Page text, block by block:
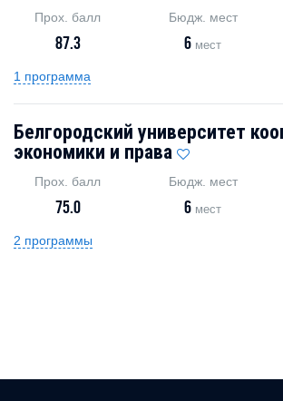
Прох. балл
87.3
Бюдж. мест
6 мест
1 программа
Белгородский университет
экономики и права
Прох. балл
75.0
Бюдж. мест
6 мест
2 программы